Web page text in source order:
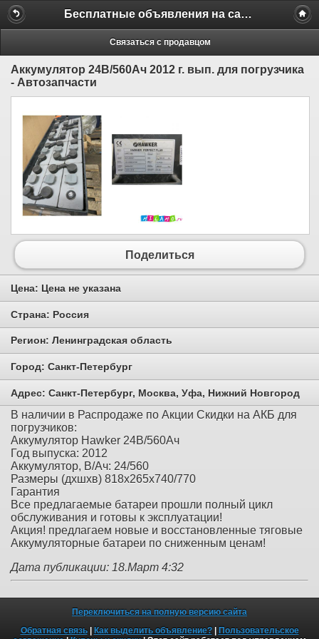
Бесплатные объявления на сайте MILAMO.ru
Связаться с продавцом
Аккумулятор 24В/560Ач 2012 г. вып. для погрузчика
- Автозапчасти
Поделиться
Цена: Цена не указана
Страна: Россия
Регион: Ленинградская область
Город: Санкт-Петербург
Адрес: Санкт-Петербург, Москва, Уфа, Нижний Новгород
В наличии в Распродаже по Акции Скидки на АКБ для
погрузчиков:
Аккумулятор Hawker 24В/560Ач
Год выпуска: 2012
Аккумулятор, В/Ач: 24/560
Размеры (дхшхв) 818х265х740/770
Гарантия
Все предлагаемые батареи прошли полный цикл
обслуживания и готовы к эксплуатации!
Акция! предлагаем новые и восстановленные тяговые
Аккумуляторные батареи по сниженным ценам!
Дата публикации: 18.Март 4:32
Переключиться на полную версию сайта
Обратная связь| Как выделить объявление?|
Пользовательское